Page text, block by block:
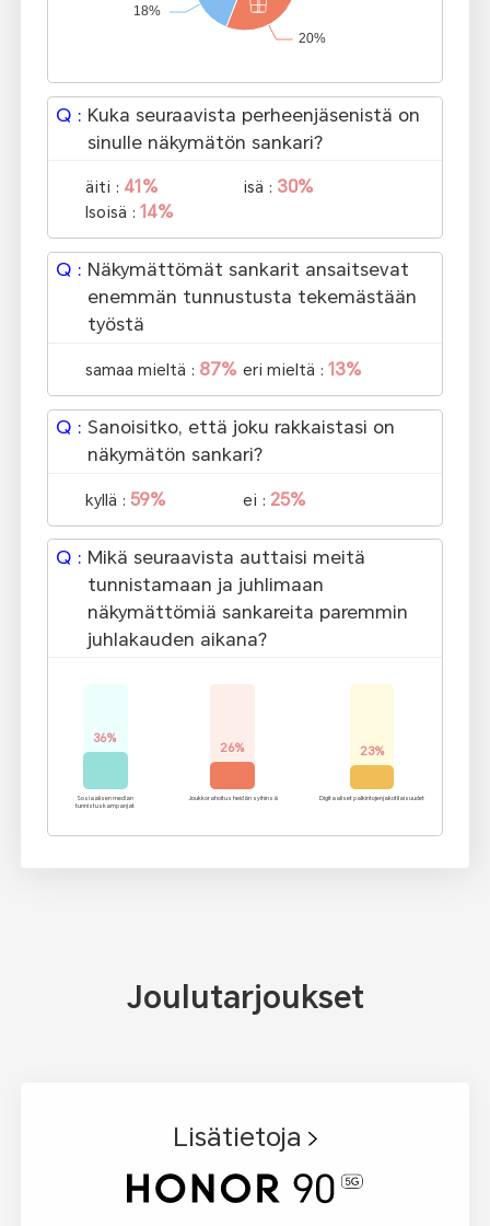
Q : Kuka seuraavista perheenjäsenistä on
sinulle näkymätön sankari?
äiti : 41% isä : 30%
Isoisä :14%
Q : Näkymättömät sankarit ansaitsevat
enemmän tunnustusta tekemästään
työstä
samaa mieltä : 87% eri mieltä :13%
Q : Sanoisitko, että joku rakkaistasi on
näkymätön sankari?
kyllä :59% ei : 25%
Q : Mikä seuraavista auttaisi meitä
tunnistamaan ja juhlimaan
näkymättömiä sankareita paremmin
juhlakauden aikana?
36%
Sosiaalisen median
tunnistuskampanjat
26%
Joukkorahoitus heidän syihinsä
23%
Digitaaliset palkintojenjakotilaisuudet
Joulutarjoukset
Lisätietoja